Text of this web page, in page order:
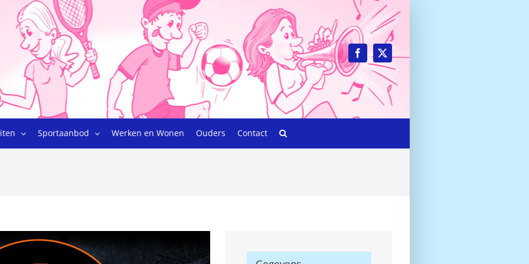
Sportaanbod Werken en Wonen Ouders Contact